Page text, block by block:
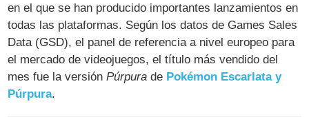
en el que se han producido importantes lanzamientos en
todas las plataformas. Según los datos de Games Sales
Data (GSD), el panel de referencia a nivel europeo para
el mercado de videojuegos, el título más vendido del
mes fue la versiónPúrpura de Pokémon Escarlata y
Púrpura.